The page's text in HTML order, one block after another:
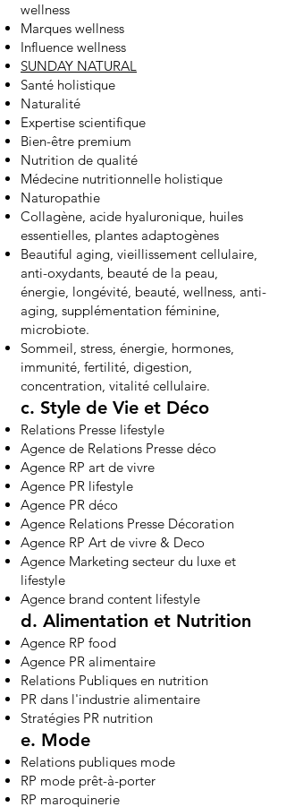
wellness
Marques wellness
Influence wellness
SUNDAY NATURAL
Santé holistique
Naturalité
Expertise scientifique
Bien-être premium
Nutrition de qualité
Médecine nutritionnelle holistique
Naturopathie
Collagène, acide hyaluronique, huiles
essentielles, plantes adaptogènes
Beautiful aging, vieillissement cellulaire,
anti-oxydants, beauté de la peau,
énergie, longévité, beauté, wellness, anti-
aging, supplémentation féminine,
microbiote.
Sommeil, stress, énergie, hormones,
immunité, fertilité, digestion,
concentration, vitalité cellulaire.
c. Style de Vie et Déco
Relations Presse lifestyle
Agence de Relations Presse déco
Agence RP art de vivre
Agence PR lifestyle
Agence PR déco
Agence Relations Presse Décoration
Agence RP Art de vivre & Deco
Agence Marketing secteur du luxe et
lifestyle
Agence brand content lifestyle
d. Alimentation et Nutrition
Agence RP food
Agence PR alimentaire
Relations Publiques en nutrition
PR dans l'industrie alimentaire
Stratégies PR nutrition
e. Mode
Relations publiques mode
RP mode prêt-à-porter
RP maroquinerie